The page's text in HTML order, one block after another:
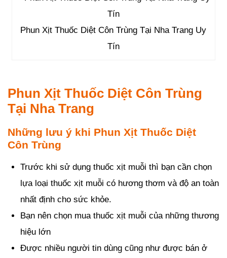
Phun Xịt Thuốc Diệt Côn Trùng Tại Nha Trang Uy
Tín
Phun Xịt Thuốc Diệt Côn Trùng
Tại Nha Trang
Những lưu ý khi Phun Xịt Thuốc Diệt
Côn Trùng
Trước khi sử dụng thuốc xịt muỗi thì bạn cần chọn
lựa loại thuốc xịt muỗi có hương thơm và độ an toàn
nhất định cho sức khỏe.
Bạn nên chọn mua thuốc xịt muỗi của những thương
hiệu lớn
Được nhiều người tin dùng cũng như được bán ở